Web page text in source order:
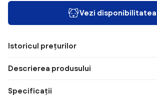
Vezi disponibilitatea
Istoricul prețurilor
Descrierea produsului
Specificații